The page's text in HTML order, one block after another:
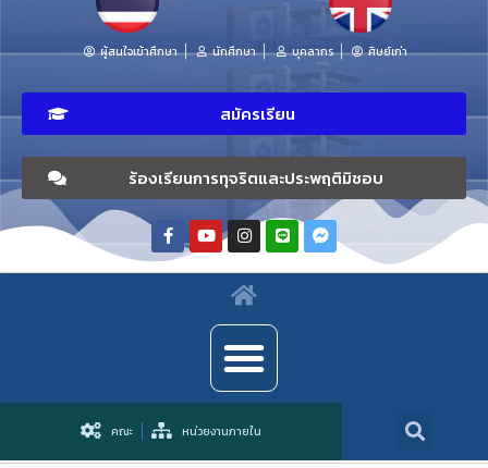
ผู้สนใจเข้าศึกษา นักศึกษา บุคลากร ศิษย์เก่า
สมัครเรียน
ร้องเรียนการทุจริตและประพฤติมิชอบ
คณะ หน่วยงานภายใน